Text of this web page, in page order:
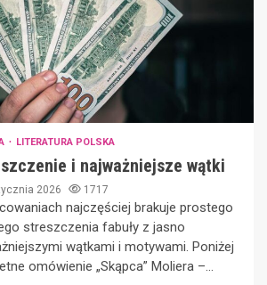
LITERATURA POLSKA
i najważniejsze wątki
2026 1717
najczęściej brakuje prostego
streszczenia fabuły z jasno
wątkami i motywami. Poniżej
omówienie „Skąpca” Moliera –...